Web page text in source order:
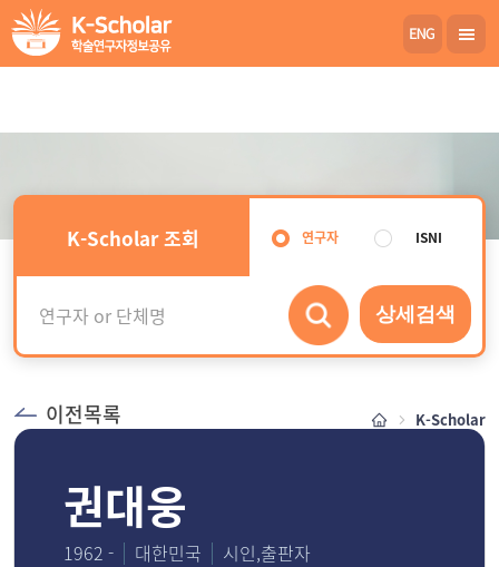
K-Scholar 조회 연구자 ISNI
상세검색
이전목록 K-Scholar
권대웅
1962 - 대한민국 시인,출판자